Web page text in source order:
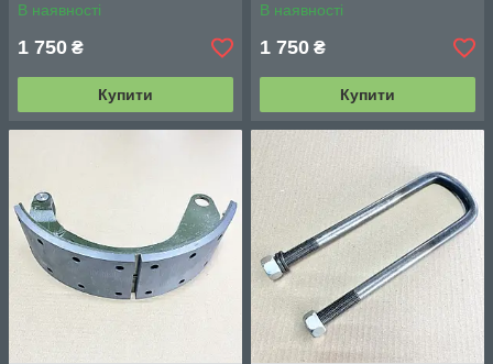
В наявності
1 750 ₴
Купити
В наявності
1 750 ₴
Купити